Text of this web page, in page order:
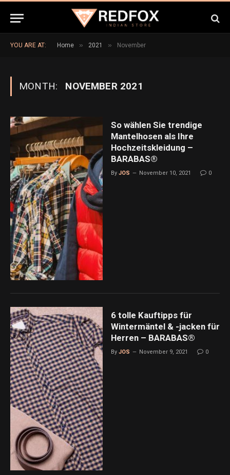
YOU ARE AT: Home » 2021 » November
MONTH: NOVEMBER 2021
So wählen Sie trendige
Mantelhosen als Ihre
Hochzeitskleidung –
BARABAS®
By JOS November 10, 2021 0
6 tolle Kauftipps für
Wintermäntel & -jacken für
Herren – BARABAS®
By JOS November 9, 2021 0